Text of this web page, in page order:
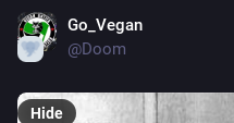
Go_Vegan
@Doom
Hide